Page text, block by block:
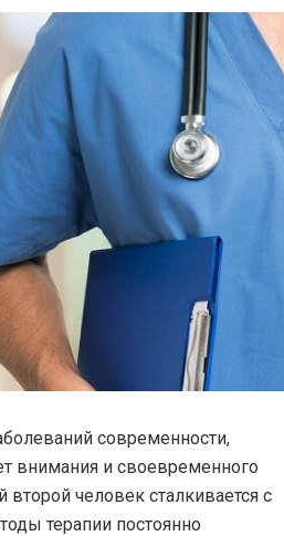
современности,
внимания и своевременного
второй человек сталкивается с
терапии постоянно